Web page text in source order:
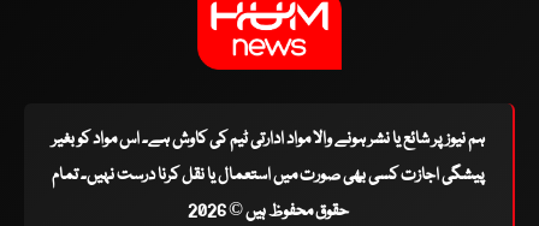
ہم نیوز پر شائع یا نشر ہونے والا مواد ادارتی ٹیم کی کاوش ہے۔ اس مواد کو بغیر
پیشگی اجازت کسی بھی صورت میں استعمال یا نقل کرنا درست نہیں۔ تمام
حقوق محفوظ ہیں © 2026